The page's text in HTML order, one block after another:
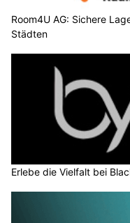
Room4U AG: Sichere
Städten
Erlebe die Vielfalt bei